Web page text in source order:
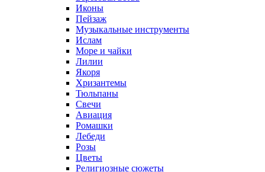
Иконы
Пейзаж
Музыкальные инструменты
Ислам
Море и чайки
Лилии
Якоря
Хризантемы
Тюльпаны
Свечи
Авиация
Ромашки
Лебеди
Розы
Цветы
Религиозные сюжеты